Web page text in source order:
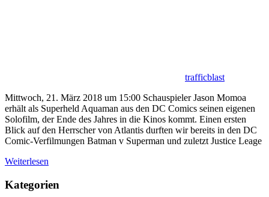
trafficblast
Mittwoch, 21. März 2018 um 15:00 Schauspieler Jason Momoa
erhält als Superheld Aquaman aus den DC Comics seinen eigenen
Solofilm, der Ende des Jahres in die Kinos kommt. Einen ersten
Blick auf den Herrscher von Atlantis durften wir bereits in den DC
Comic-Verfilmungen Batman v Superman und zuletzt Justice Leage
Weiterlesen
Kategorien